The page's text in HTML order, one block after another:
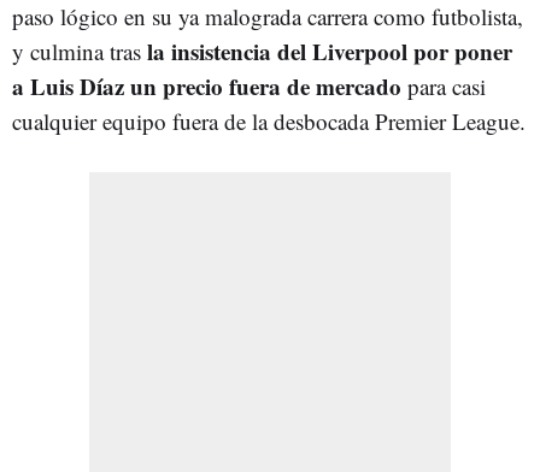
paso lógico en su ya malograda carrera como futbolista,
y culmina tras la insistencia del Liverpool por poner
a Luis Díaz un precio fuera de mercado para casi
cualquier equipo fuera de la desbocada Premier League.